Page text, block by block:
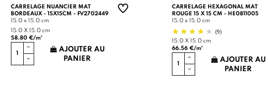
CARRELAGE NUANCIER MAT
BORDEAUX - 15X15CM - FV2702449
15.0 x 15.0 cm
15.0 X 15.0 cm
58.80 €/m²
AJOUTER AU
PANIER
CARRELAGE HEXAGONAL MAT
ROUGE 15 X 15 CM - HE0811005
15.0 x 15.0 cm
(9)
15.0 X 15.0 cm
66.56 €/m²
AJOUTER AU
PANIER